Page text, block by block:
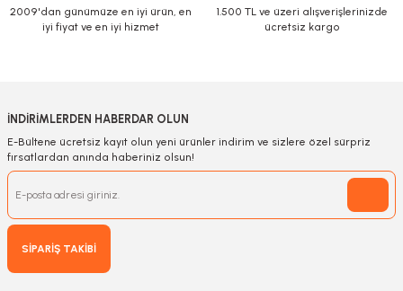
2009'dan günümüze en iyi ürün, en
iyi fiyat ve en iyi hizmet
1.500 TL ve üzeri alışverişlerinizde
ücretsiz kargo
İNDİRİMLERDEN HABERDAR OLUN
E-Bültene ücretsiz kayıt olun yeni ürünler indirim ve sizlere özel sürpriz
fırsatlardan anında haberiniz olsun!
SİPARİŞ TAKİBİ